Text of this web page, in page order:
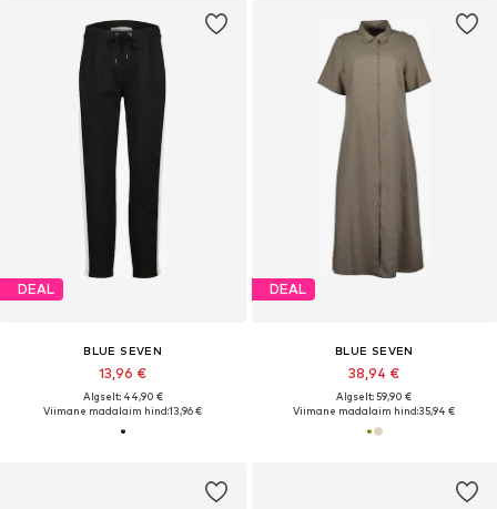
DEAL
BLUE SEVEN
13,96 €
Algselt: 44,90 €
Viimane madalaim hind:13,96 €
DEAL
BLUE SEVEN
38,94 €
Algselt: 59,90 €
Viimane madalaim hind:35,94 €